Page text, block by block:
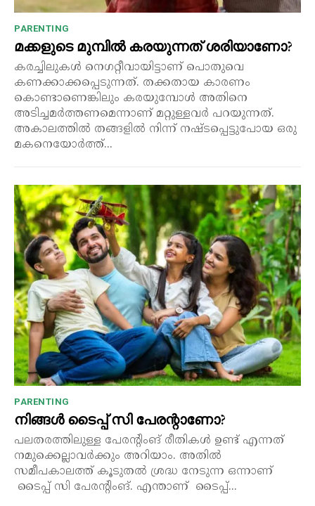
PARENTING
മക്കളുടെ മുമ്പിൽ കരയുന്നത് ശരിയാണോ?
കരച്ചിലുകൾ നെഗറ്റീവായിട്ടാണ് പൊതുവെ
കണക്കാക്കപ്പെടുന്നത്. തക്കതായ കാരണം
കൊണ്ടാണെങ്കിലും കരയുമ്പോൾ അതിനെ
അടിച്ചമർത്തണമെന്നാണ് മറ്റുള്ളവർ പറയുന്നത്.
അകാലത്തിൽ തങ്ങളിൽ നിന്ന് നഷ്ടപ്പെട്ടുപോയ ഒരു
മകനെയോർത്ത്...
PARENTING
നിങ്ങൾ ടൈപ്പ് സി പേരന്റാണോ?
പലതരത്തിലുള്ള പേരന്റിംങ് രീതികൾ ഉണ്ട് എന്നത്
നമുക്കെല്ലാവർക്കും അറിയാം. അതിൽ
സമീപകാലത്ത് കൂടുതൽ ശ്രദ്ധ നേടുന്ന ഒന്നാണ്
ടൈപ്പ് സി പേരന്റിംങ്. എന്താണ് ടൈപ്പ്...